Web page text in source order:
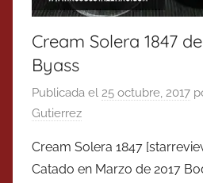
Cream Solera 1847
Byass
Publicada el 25 octubre, 2017
Gutierrez
Cream Solera 1847
Catado en Marzo de 2017